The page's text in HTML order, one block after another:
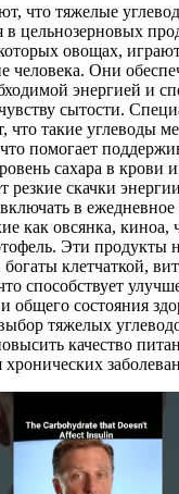
что тяжелые
в цельнозерновых
овощах,
человека. Они
энергией и
сытости.
что такие углеводы
помогает
сахара в крови и
резкие скачки
в
как овсянка, киноа,
Эти продукты
клетчаткой,
способствует
общего состояния
тяжелых
качество
хронических